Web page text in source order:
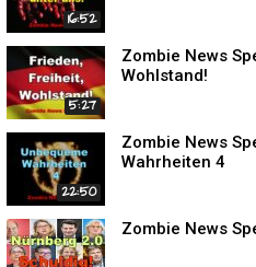
16:52
5:27
Zombie News
Wohlstand!
22:50
Zombie News
Wahrheiten 4
Zombie News